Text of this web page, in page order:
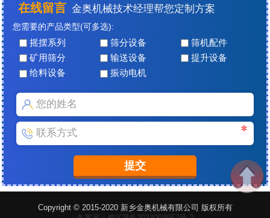
在线留言 金奥机械技术经理帮您定制方案
您需要的产品类型(可多选):
摇摆系列 筛分设备
筛机配件
矿用筛分
输送设备
提升设备
给料设备
振动电机
Copyright © 2015-2020 新乡金奥机械有限公司 版权所有